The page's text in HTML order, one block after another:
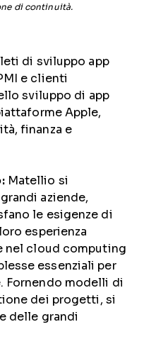
di continuità.
di sviluppo app
e clienti
sviluppo di app
Apple,
finanza e
Matellio si
aziende,
le esigenze di
esperienza
nel cloud computing
essenziali per
Fornendo modelli di
dei progetti, si
delle grandi